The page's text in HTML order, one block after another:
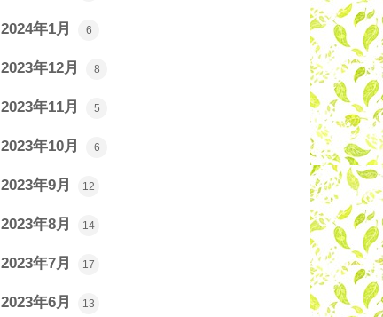
2024年1月 6
2023年12月 8
2023年11月 5
2023年10月 6
2023年9月 12
2023年8月 14
2023年7月 17
2023年6月 13